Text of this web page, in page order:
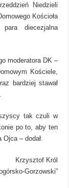
Niedzieli
Kościoła
diecezjalna
moderatora DK –
Kościele,
bardziej stawał
tak czuli w
po to, aby ten
– dodał.
Krzysztof Król
Gorzowski”